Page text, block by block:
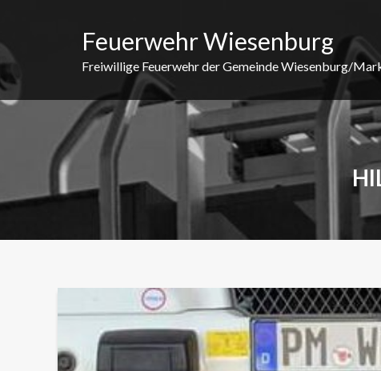
content
Feuerwehr Wiesenburg
Freiwillige Feuerwehr der Gemeinde Wiesenburg/